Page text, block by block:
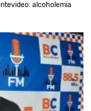
alcoholemia